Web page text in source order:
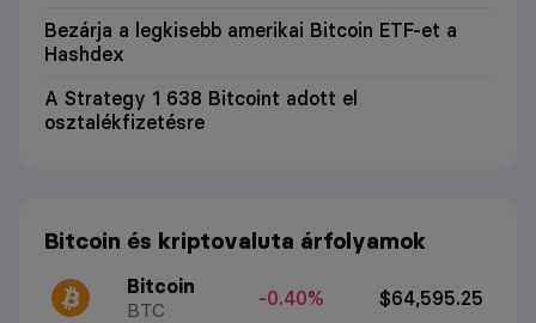
Bezárja a legkisebb amerikai Bitcoin ETF-et a
Hashdex
A Strategy 1 638 Bitcoint adott el
osztalékfizetésre
Bitcoin és kriptovaluta árfolyamok
Bitcoin
BTC
-0.40% $64,595.25